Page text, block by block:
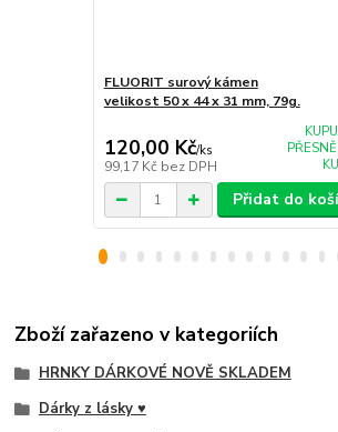
FLUORIT surový kámen
velikost 50 x 44 x 31 mm, 79g.
120,00 Kč/ks
99,17 Kč bez DPH
Přidat do
Zboží zařazeno v kategoriích
HRNKY DÁRKOVÉ NOVĚ SKLADEM
Dárky z lásky ♥